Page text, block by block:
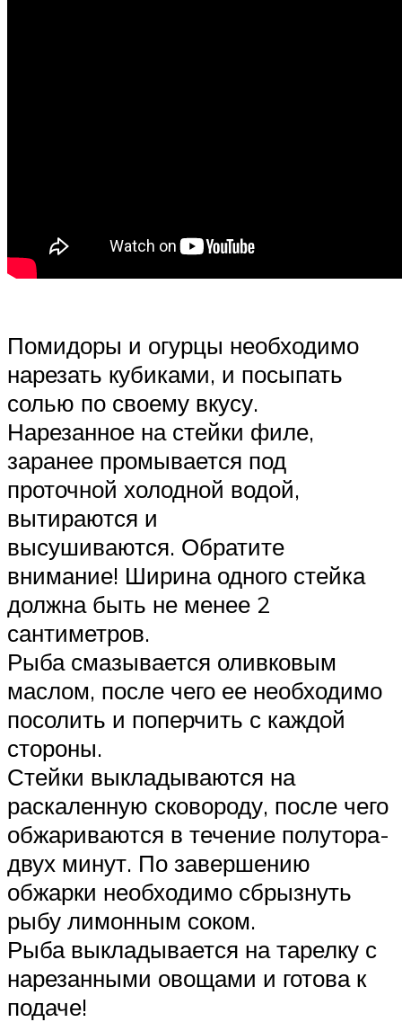
Помидоры и огурцы необходимо
нарезать кубиками, и посыпать
солью по своему вкусу.
Нарезанное на стейки филе,
заранее промывается под
проточной холодной водой,
вытираются и
высушиваются. Обратите
внимание! Ширина одного стейка
должна быть не менее 2
сантиметров.
Рыба смазывается оливковым
маслом, после чего ее необходимо
посолить и поперчить с каждой
стороны.
Стейки выкладываются на
раскаленную сковороду, после чего
обжариваются в течение полутора-
двух минут. По завершению
обжарки необходимо сбрызнуть
рыбу лимонным соком.
Рыба выкладывается на тарелку с
нарезанными овощами и готова к
подаче!